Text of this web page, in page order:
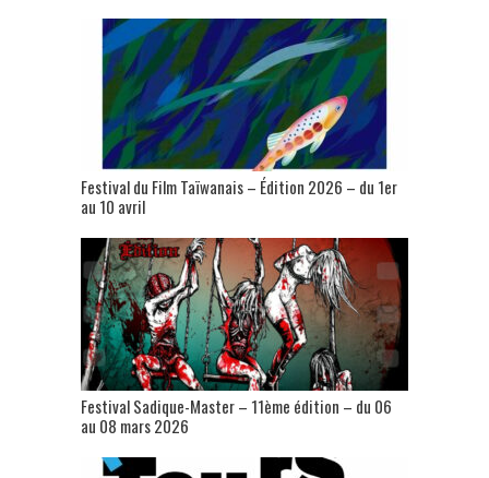
Festival du Film Taïwanais – Édition 2026 – du 1er
au 10 avril
Festival Sadique-Master – 11ème édition – du 06
au 08 mars 2026